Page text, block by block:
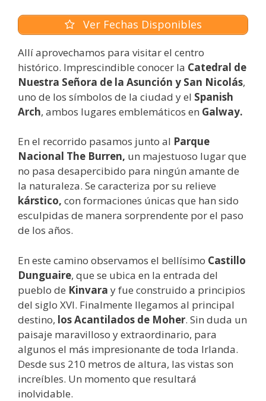
Ver Fechas Disponibles
Allí aprovechamos para visitar el centro
histórico. Imprescindible conocer la Catedral de
Nuestra Señora de la Asunción y San Nicolás,
uno de los símbolos de la ciudad y el Spanish
Arch, ambos lugares emblemáticos en Galway.
En el recorrido pasamos junto al Parque
Nacional The Burren, un majestuoso lugar que
no pasa desapercibido para ningún amante de
la naturaleza. Se caracteriza por su relieve
kárstico, con formaciones únicas que han sido
esculpidas de manera sorprendente por el paso
de los años.
En este camino observamos el bellísimo Castillo
Dunguaire, que se ubica en la entrada del
pueblo de Kinvara y fue construido a principios
del siglo XVI. Finalmente llegamos al principal
destino, los Acantilados de Moher. Sin duda un
paisaje maravilloso y extraordinario, para
algunos el más impresionante de toda Irlanda.
Desde sus 210 metros de altura, las vistas son
increíbles. Un momento que resultará
inolvidable.